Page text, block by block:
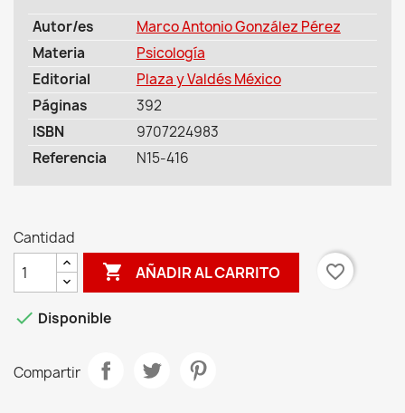
Autor/es
Marco Antonio González Pérez
Materia
Psicología
Editorial
Plaza y Valdés México
Páginas
392
ISBN
9707224983
Referencia
N15-416
Cantidad
 AÑADIR AL CARRITO favorite_border
 Disponible
Compartir